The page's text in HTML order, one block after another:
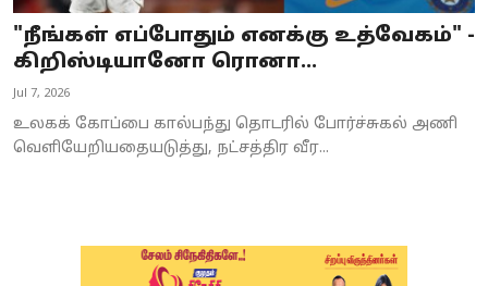
World
Astrology
Spirituality
Weather
"நீங்கள் எப்போதும் எனக்கு உத்வேகம்" -
கிறிஸ்டியானோ ரொனா...
Jul 7, 2026
உலகக் கோப்பை கால்பந்து தொடரில் போர்ச்சுகல் அணி
வெளியேறியதையடுத்து, நட்சத்திர வீர...